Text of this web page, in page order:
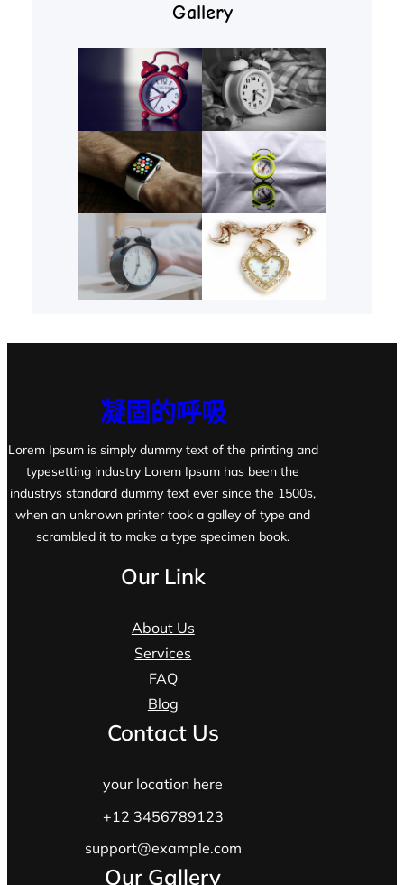
Gallery
凝固的呼吸
Lorem Ipsum is simply dummy text of the printing and
typesetting industry Lorem Ipsum has been the
industrys standard dummy text ever since the 1500s,
when an unknown printer took a galley of type and
scrambled it to make a type specimen book.
Our Link
About Us
Services
FAQ
Blog
Contact Us
your location here
+12 3456789123
support@example.com
Our Gallery